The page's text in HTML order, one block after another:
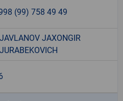
(99) 758 49 49
JAXONGIR